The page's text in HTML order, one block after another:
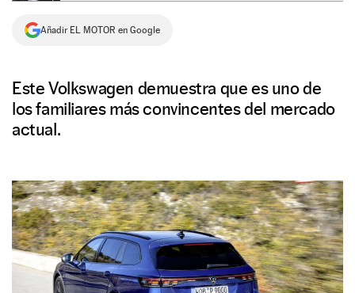
SÍGUENOS
Añadir EL MOTOR en Google
Este Volkswagen demuestra que es uno de
los familiares más convincentes del mercado
actual.